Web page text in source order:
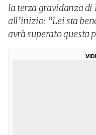
la terza gravidanza di
all’inizio: “Lei sta
avrà superato questa